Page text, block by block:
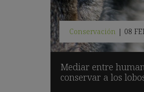
Conservación | 08
Mediar entre
conservar a los